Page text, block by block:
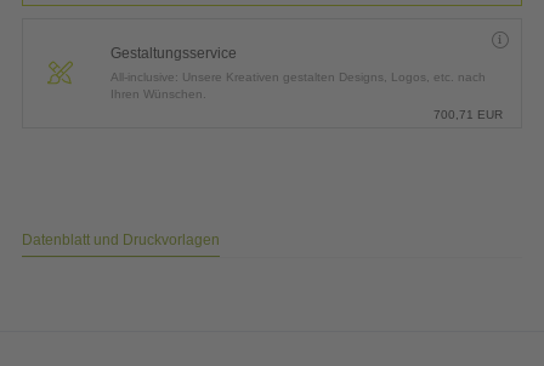
Gestaltungsservice
All-inclusive: Unsere Kreativen gestalten Designs, Logos, etc. nach
Ihren Wünschen.
700,71 EUR
Datenblatt und Druckvorlagen